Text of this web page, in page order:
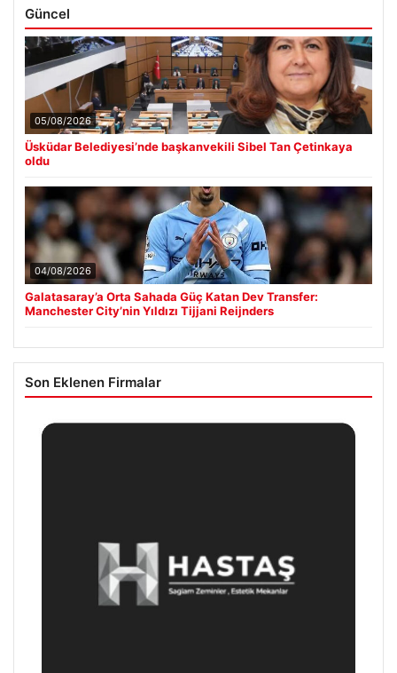
Güncel
05/08/2026
Üsküdar Belediyesi’nde başkanvekili Sibel Tan Çetinkaya
oldu
04/08/2026
Galatasaray’a Orta Sahada Güç Katan Dev Transfer:
Manchester City’nin Yıldızı Tijjani Reijnders
Son Eklenen Firmalar